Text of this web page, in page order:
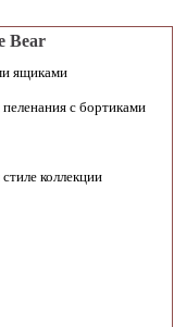
Bear
ящиками
пеленания с бортиками
коллекции